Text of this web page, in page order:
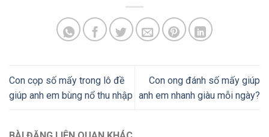
Con cọp số mấy trong lô đề
giúp anh em bùng nổ thu nhập
Con ong đánh số mấy giúp
anh em nhanh giàu mỗi ngày?